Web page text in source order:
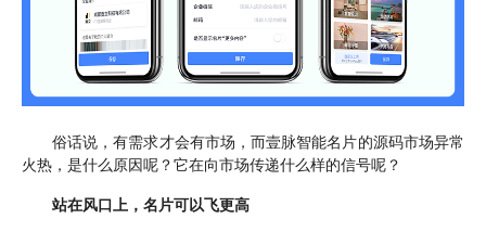
俗话说，有需求才会有市场，而壹脉智能名片的源码市场异常
火热，是什么原因呢？它在向市场传递什么样的信号呢？
站在风口上，名片可以飞更高